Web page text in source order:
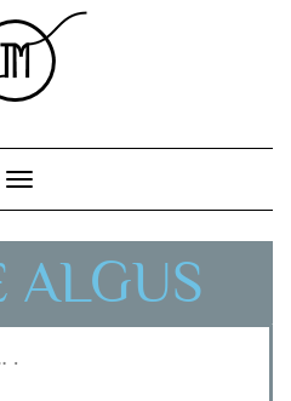
Toggle Navigation
ALGUS
.